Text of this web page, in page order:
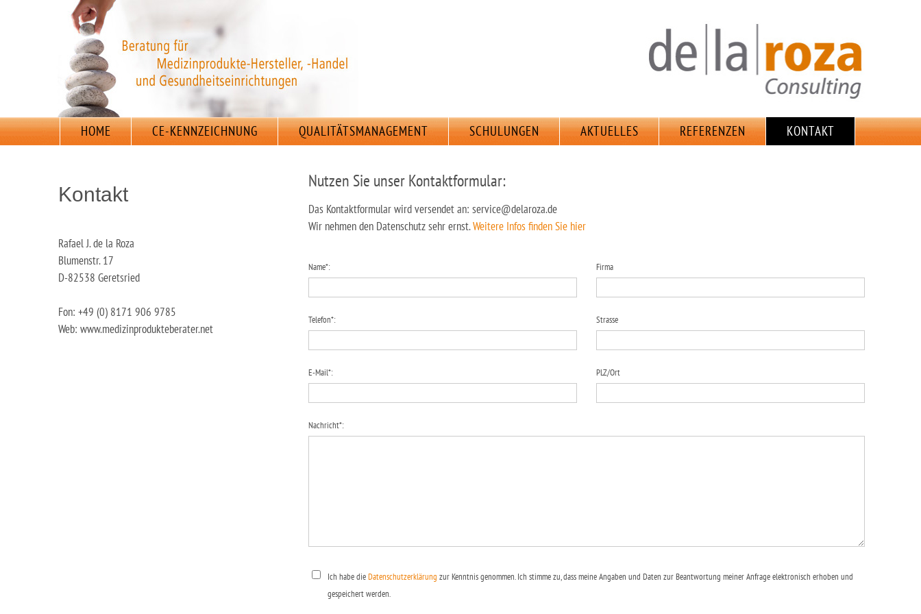
HOME CE-KENNZEICHNUNG QUALITÄTSMANAGEMENT SCHULUNGEN AKTUELLES REFERENZEN KONTAKT
Kontakt
Rafael J. de la Roza
Blumenstr. 17
D-82538 Geretsried
Fon: +49 (0) 8171 906 9785
Web: www.medizinprodukteberater.net
Nutzen Sie unser Kontaktformular:
Das Kontaktformular wird versendet an: service@delaroza.de
Wir nehmen den Datenschutz sehr ernst.Weitere Infos finden Sie hier
Name*:
Telefon*:
E-Mail*:
Firma
Strasse
PLZ/Ort
Nachricht*:
Ich habe dieDatenschutzerklärung zur Kenntnis genommen. Ich stimme zu, dass meine Angaben und Daten zur Beantwortung meiner Anfrage elektronisch erhoben und
gespeichert werden.